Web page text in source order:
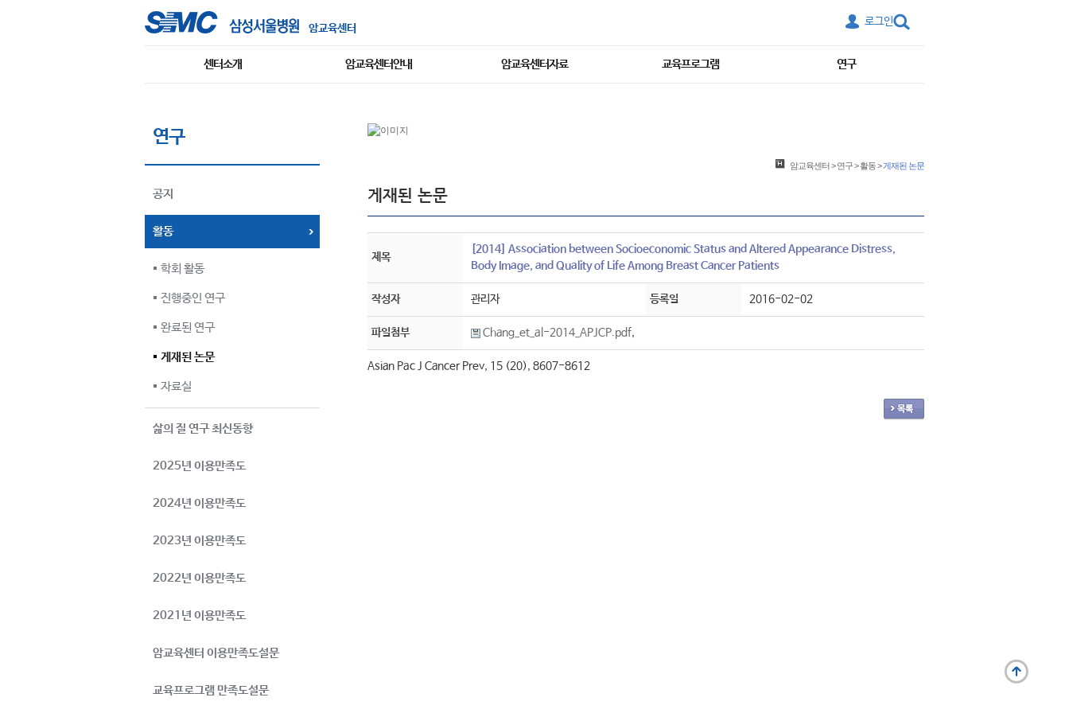
암교육센터
로그인
센터소개 암교육센터안내 암교육센터자료 교육프로그램 연구
연구
공지
활동
학회 활동
진행중인 연구
완료된 연구
게재된 논문
자료실
삶의 질 연구 최신동향
2025년 이용만족도
2024년 이용만족도
2023년 이용만족도
2022년 이용만족도
2021년 이용만족도
암교육센터 이용만족도설문
교육프로그램 만족도설문
암교육센터>연구>활동>게재된 논문
게재된 논문
제목
[2014] Association between Socioeconomic Status and Altered Appearance Distress,
Body Image, and Quality of Life Among Breast Cancer Patients
작성자 관리자 등록일 2016-02-02
파일첨부 Chang_et_al-2014_APJCP.pdf,
Asian Pac J Cancer Prev, 15 (20), 8607-8612